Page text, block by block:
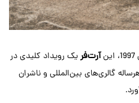
آرت‌فریک رویداد کلیدی در
گالری‌های بین‌المللی و ناشران